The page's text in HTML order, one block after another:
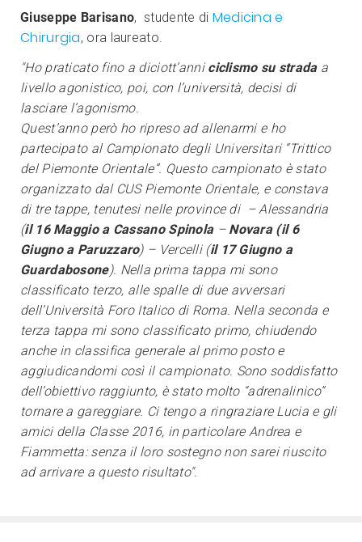
Giuseppe Barisano, studente di Medicina e
Chirurgia, ora laureato.
"Ho praticato fino a diciott’anni ciclismo su stradaa
livello agonistico, poi, con l’università, decisi di
lasciare l’agonismo.
Quest’anno però ho ripreso ad allenarmi e ho
partecipato al Campionato degli Universitari “Trittico
del Piemonte Orientale”. Questo campionato è stato
organizzato dal CUS Piemonte Orientale, e constava
di tre tappe, tenutesi nelle province di – Alessandria
(il 16 Maggio a Cassano Spinola– Novara (il 6
Giugno a Paruzzaro) – Vercelli (il 17 Giugno a
Guardabosone). Nella prima tappa mi sono
classificato terzo, alle spalle di due avversari
dell’Università Foro Italico di Roma. Nella seconda e
terza tappa mi sono classificato primo, chiudendo
anche in classifica generale al primo posto e
aggiudicandomi così il campionato. Sono soddisfatto
dell’obiettivo raggiunto, è stato molto “adrenalinico”
tornare a gareggiare. Ci tengo a ringraziare Lucia e gli
amici della Classe 2016, in particolare Andrea e
Fiammetta: senza il loro sostegno non sarei riuscito
ad arrivare a questo risultato".